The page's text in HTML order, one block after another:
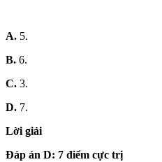
A. 5.
B. 6.
C. 3.
D. 7.
Lời giải
Đáp án D: 7 điểm cực trị